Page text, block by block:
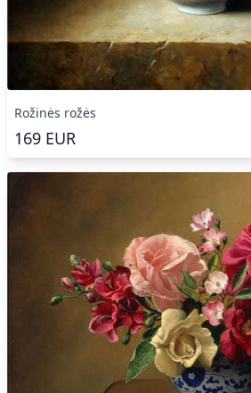
Rožinės rožės
169 EUR